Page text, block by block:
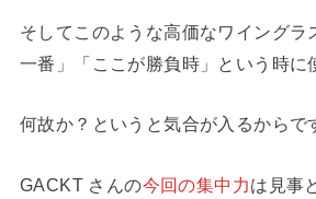
そしてこのような高価なワイングラ
一番」「ここが勝負時」という時に
何故か？というと気合が入るからで
GACKT さんの今回の集中力は見事